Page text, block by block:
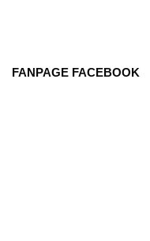
FANPAGE FACEBOOK